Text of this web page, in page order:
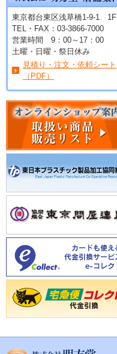
東京都台東区浅草橋1-9-1 1F
TEL・FAX：03-3866-7000
営業時間 9：00～17：00
土曜・日曜・祭日休み
見積り・注文・依頼シート
（PDF）